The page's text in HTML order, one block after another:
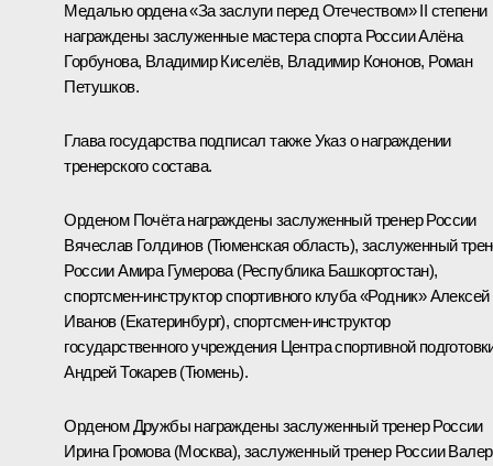
Медалью ордена «За заслуги перед Отечеством» II степени
награждены заслуженные мастера спорта России Алёна
Горбунова, Владимир Киселёв, Владимир Кононов, Роман
Петушков.
Глава государства подписал также Указ о награждении
тренерского состава.
Орденом Почёта награждены заслуженный тренер России
Вячеслав Голдинов (Тюменская область), заслуженный
России Амира Гумерова (Республика Башкортостан),
спортсмен-инструктор спортивного клуба «Родник» Алексей
Иванов (Екатеринбург), спортсмен-инструктор
государственного учреждения Центра спортивной
Андрей Токарев (Тюмень).
Орденом Дружбы награждены заслуженный тренер России
Ирина Громова (Москва), заслуженный тренер России